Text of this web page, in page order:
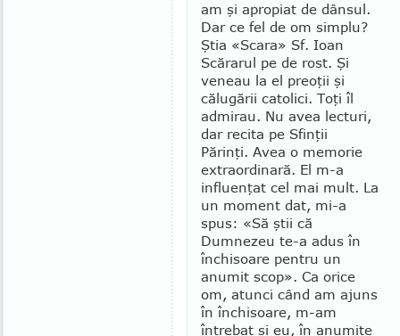
am şi apropiat de dânsul.
Dar ce fel de om simplu?
Ştia «Scara» Sf. Ioan
Scărarul pe de rost. Şi
veneau la el preoţii şi
călugării catolici. Toţi îl
admirau. Nu avea lecturi,
dar recita pe Sfinţii
Părinţi. Avea o memorie
extraordinară. El m-a
influen­ţat cel mai mult. La
un moment dat, mi-a
spus: «Să ştii că
Dumnezeu te-a adus în
închisoare pentru un
anumit scop». Ca orice
om, atunci când am ajuns
în închisoa­re, m-am
întrebat şi eu, în anumite